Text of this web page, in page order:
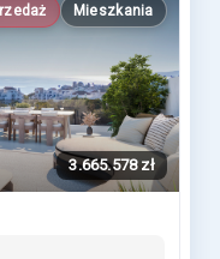
Mieszkania
3.665.578 zł